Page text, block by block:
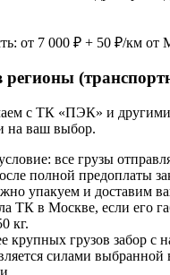
от 7 000 ₽ + 50 ₽/км
регионы
с ТК «ПЭК» и
на ваш выбор.
все грузы
полной предоплаты
упакуем и доставим
ТК в Москве, если его
кг.
крупных грузов забор с
силами выбранной